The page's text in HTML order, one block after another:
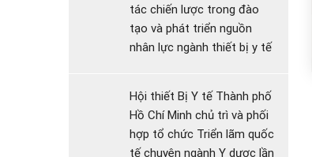
tác chiến lược trong đào
tạo và phát triển nguồn
nhân lực ngành thiết bị y tế
Hội thiết Bị Y tế Thành phố
Hồ Chí Minh chủ trì và phối
hợp tổ chức Triển lãm quốc
tế chuyên ngành Y dược lần